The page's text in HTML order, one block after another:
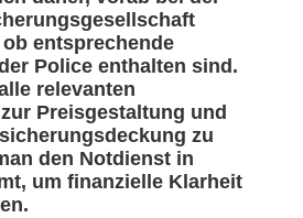
entsprechende
Police enthalten sind.
relevanten
Preisgestaltung und
zu
den Notdienst in
um finanzielle Klarheit